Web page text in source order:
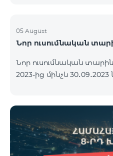
05 August
Նոր ուսումնական
Նոր ուսումնական տարին
2023-ից մինչև
և TeamTok հատուկ
ամիսն անվճար:
նաև ապառիկ՝ ամսական
Ամսավճարին